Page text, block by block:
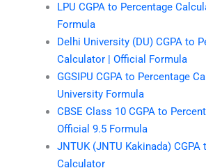
LPU CGPA to Percentage
Formula
Delhi University (DU) CGPA to
Calculator | Official Formula
GGSIPU CGPA to Percentage
University Formula
CBSE Class 10 CGPA to
Official 9.5 Formula
JNTUK (JNTU Kakinada) CGPA
Calculator